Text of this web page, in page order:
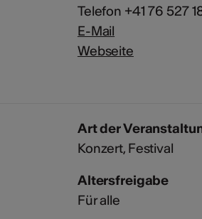
Telefon +41 76 527
E-Mail
Webseite
Art der
Konzert Festival
Altersfreigabe
Für alle